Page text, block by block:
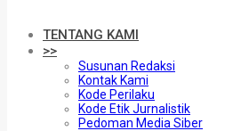
TENTANG KAMI
>>
Susunan Redaksi
Kontak Kami
Kode Perilaku
Kode Etik Jurnalistik
Pedoman Media Siber